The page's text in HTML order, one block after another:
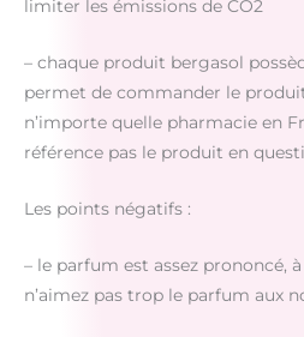
limiter les émissions de CO2
– chaque produit bergasol
permet de commander le
n’importe quelle pharmacie en
référence pas le produit en
Les points négatifs :
– le parfum est assez prononcé,
n’aimez pas trop le parfum aux